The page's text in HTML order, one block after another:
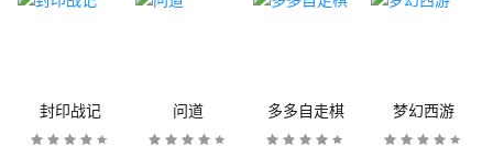
封印战记 问道 多多自走棋 梦幻西游